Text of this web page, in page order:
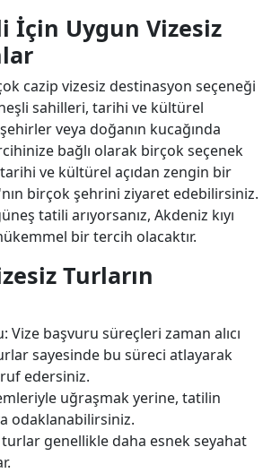
İçin Uygun Vizesiz
cazip vizesiz destinasyon seçeneği
sahilleri, tarihi ve kültürel
veya doğanın kucağında
bağlı olarak birçok seçenek
ve kültürel açıdan zengin bir
birçok şehrini ziyaret edebilirsiniz.
tatili arıyorsanız, Akdeniz kıyı
bir tercih olacaktır.
Turların
Vize başvuru süreçleri zaman alıcı
sayesinde bu süreci atlayarak
edersiniz.
uğraşmak yerine, tatilin
odaklanabilirsiniz.
turlar genellikle daha esnek seyahat